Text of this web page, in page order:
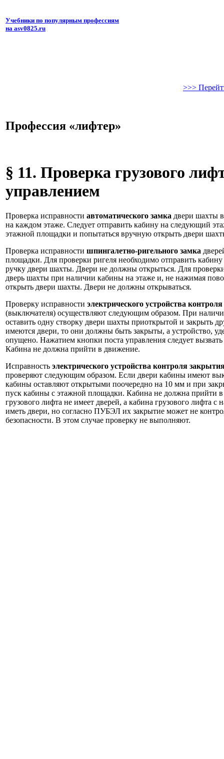
Учебники по популярным профессиям
на asv0825.ru
>>>
Профессия «лифтер»
§ 11. Проверка грузового
управлением
Проверка исправности автоматического замка двери шахты
на каждом этаже. Следует отправить кабину на следующий
этажной площадки и попытаться вручную открыть двери
Проверка исправности шпингалетно-ригельного замка
площадки. Для проверки ригеля необходимо отправить
ручку двери шахты. Двери не должны открыться. Для
дверь шахты при наличии кабины на этаже и, не нажимая
открыть двери шахты. Двери не должны открываться.
Проверку исправности электрического устройства
(выключателя) осуществляют следующим образом. При
оставить одну створку двери шахты приоткрытой и закрыть
имеются двери, то они должны быть закрыты, а устройство,
опущено. Нажатием кнопки поста управления следует
Кабина не должна прийти в движение.
Исправность электрического устройства контроля
проверяют следующим образом. Если двери кабины имеют
кабины оставляют открытыми поочередно на 10 мм и при
пуск кабины с этажной площадки. Кабина не должна прийти
грузового лифта не имеет дверей, а кабина грузового лифта
иметь двери, но согласно ПУБЭЛ их закрытие может не
безопасности. В этом случае проверку не выполняют.